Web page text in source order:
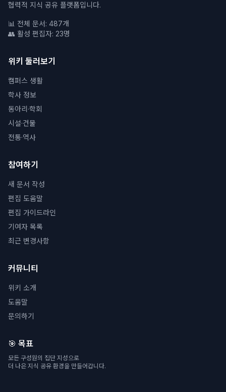
협력적 지식 공유 플랫폼입니다.
📊 전체 문서: 487개
👥 활성 편집자: 23명
위키 둘러보기
캠퍼스 생활
학사 정보
동아리·학회
시설·건물
전통·역사
참여하기
새 문서 작성
편집 도움말
편집 가이드라인
기여자 목록
최근 변경사항
커뮤니티
위키 소개
도움말
문의하기
🎯 목표
모든 구성원의 집단 지성으로
더 나은 지식 공유 환경을 만들어갑니다.